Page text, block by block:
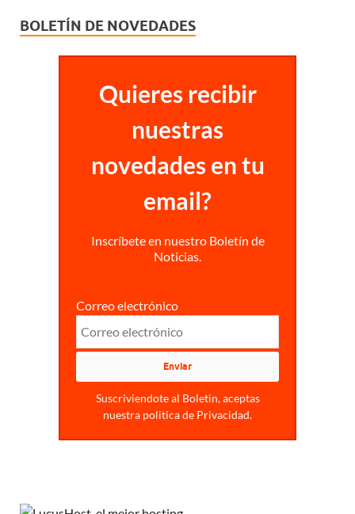
BOLETÍN DE NOVEDADES
Quieres recibir
nuestras
novedades en tu
email?
Inscríbete en nuestro Boletín de
Noticias.
Correo electrónico
Suscriviendote al Boletin, aceptas
nuestra politica de Privacidad.